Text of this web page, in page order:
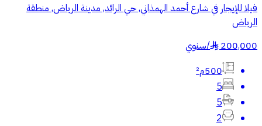
فيلا للإيجار في شارع أحمد الهمذاني, حي الرائد, مدينة الرياض, منطقة
الرياض
200,000
§
/سنوي
500م²
5
5
2